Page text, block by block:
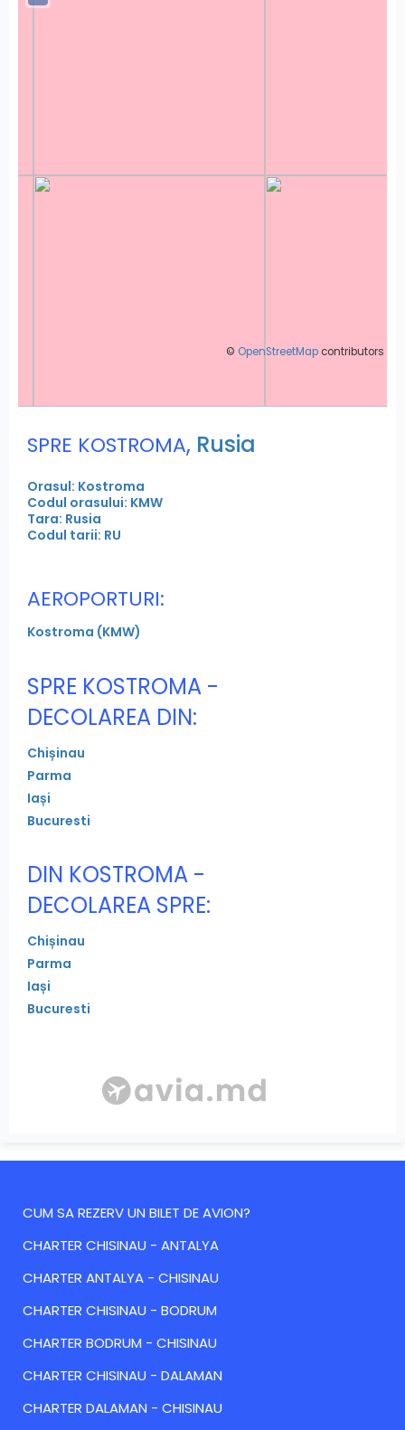
© OpenStreetMap contributors
SPRE KOSTROMA, Rusia
Orasul: Kostroma
Codul orasului: KMW
Tara: Rusia
Codul tarii: RU
AEROPORTURI:
Kostroma (KMW)
SPRE KOSTROMA -
DECOLAREA DIN:
Chișinau
Parma
Iași
Bucuresti
DIN KOSTROMA -
DECOLAREA SPRE:
Chișinau
Parma
Iași
Bucuresti
CUM SA REZERV UN BILET DE AVION?
CHARTER CHISINAU - ANTALYA
CHARTER ANTALYA - CHISINAU
CHARTER CHISINAU - BODRUM
CHARTER BODRUM - CHISINAU
CHARTER CHISINAU - DALAMAN
CHARTER DALAMAN - CHISINAU